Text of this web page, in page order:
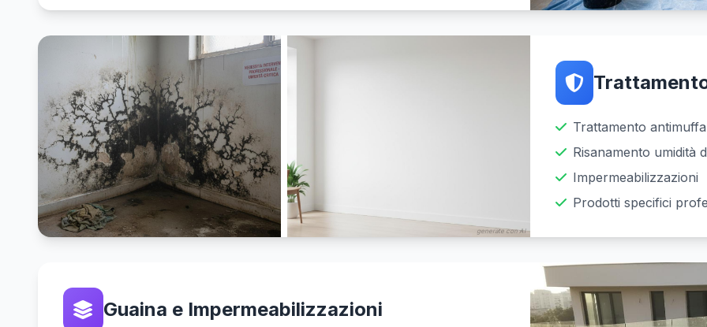
generate con AI generate con AI
Trattamento antimuffa
Risanamento umidità
Impermeabilizzazioni
Prodotti specifici
Guaina e Impermeabilizzazioni